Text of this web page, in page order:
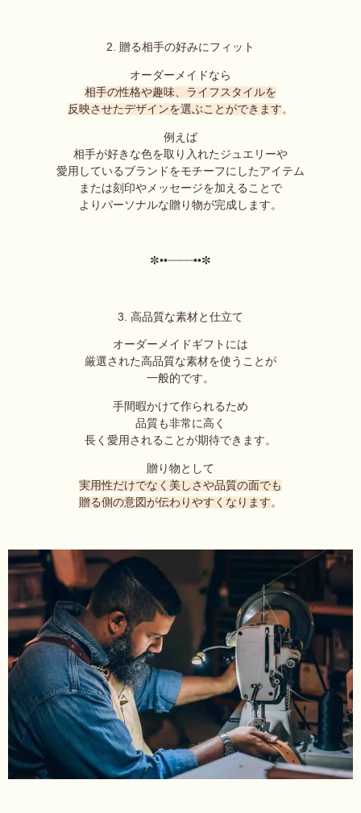
2. 贈る相手の好みにフィット
オーダーメイドなら
相手の性格や趣味、ライフスタイルを
反映させたデザインを選ぶことができます。
例えば
相手が好きな色を取り入れたジュエリーや
愛用しているブランドをモチーフにしたアイテム
または刻印やメッセージを加えることで
よりパーソナルな贈り物が完成します。
✼••┈┈┈┈••✼
3. 高品質な素材と仕立て
オーダーメイドギフトには
厳選された高品質な素材を使うことが
一般的です。
手間暇かけて作られるため
品質も非常に高く
長く愛用されることが期待できます。
贈り物として
実用性だけでなく美しさや品質の面でも
贈る側の意図が伝わりやすくなります 。